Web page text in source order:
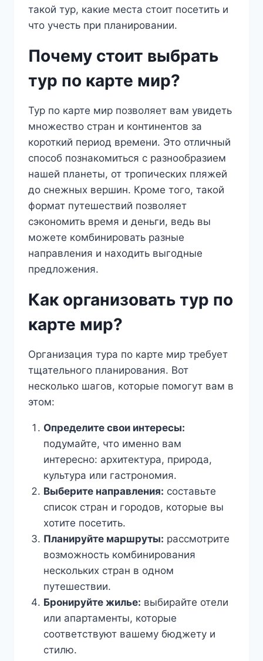
такой тур, какие места стоит посетить и
что учесть при планировании.
Почему стоит выбрать
тур по карте мир?
Тур по карте мир позволяет вам увидеть
множество стран и континентов за
короткий период времени. Это отличный
способ познакомиться с разнообразием
нашей планеты, от тропических пляжей
до снежных вершин. Кроме того, такой
формат путешествий позволяет
сэкономить время и деньги, ведь вы
можете комбинировать разные
направления и находить выгодные
предложения.
Как организовать тур по
карте мир?
Организация тура по карте мир требует
тщательного планирования. Вот
несколько шагов, которые помогут вам в
этом:
Определите свои интересы:
подумайте, что именно вам
интересно: архитектура, природа,
культура или гастрономия.
Выберите направления: составьте
список стран и городов, которые вы
хотите посетить.
Планируйте маршруты: рассмотрите
возможность комбинирования
нескольких стран в одном
путешествии.
Бронируйте жилье: выбирайте отели
или апартаменты, которые
соответствуют вашему бюджету и
стилю.